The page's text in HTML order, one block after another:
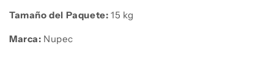
Tamaño del Paquete: 15 kg
Marca: Nupec